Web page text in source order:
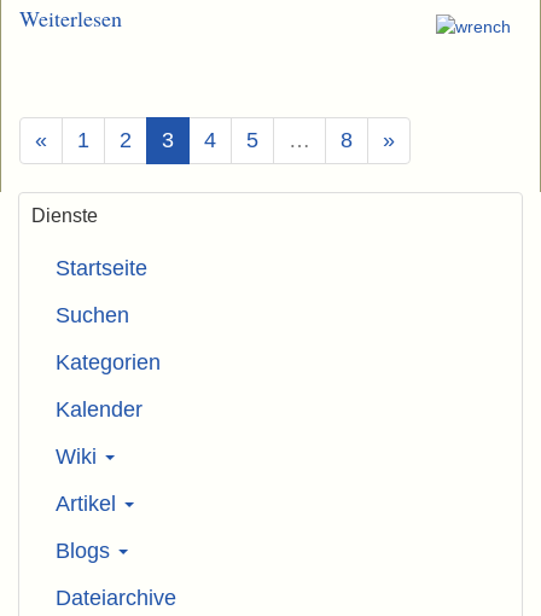
Weiterlesen
« 1 2 3(Aktuell)
4 5 … 8 »
Dienste
Startseite
Suchen
Kategorien
Kalender
Wiki
Artikel
Blogs
Dateiarchive